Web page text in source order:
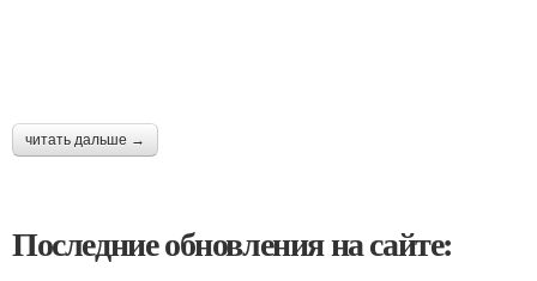
читать дальше →
Последние обновления на сайте: